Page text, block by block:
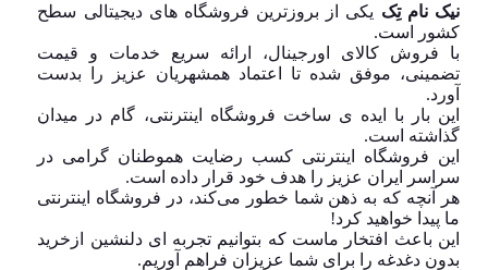
نیک نام تِک یکی از بروزترین فروشگاه های دیجیتالی سطح
کشور است.
با فروش کالای اورجینال، ارائه سریع خدمات و قیمت
تضمینی، موفق شده تا اعتماد همشهریان عزیز را بدست
آورد.
این بار با ایده ی ساخت فروشگاه اینترنتی، گام در میدان
گذاشته است.
این فروشگاه اینترنتی کسب رضایت هموطنان گرامی در
سراسر ایران عزیز را هدف خود قرار داده است.
هر آنچه که به ذهن شما خطور می‌کند، در فروشگاه اینترنتی
ما پیدا خواهید کرد!
این باعث افتخار ماست که بتوانیم تجربه ای دلنشین ازخرید
بدون دغدغه را برای شما عزیزان فراهم آوریم.